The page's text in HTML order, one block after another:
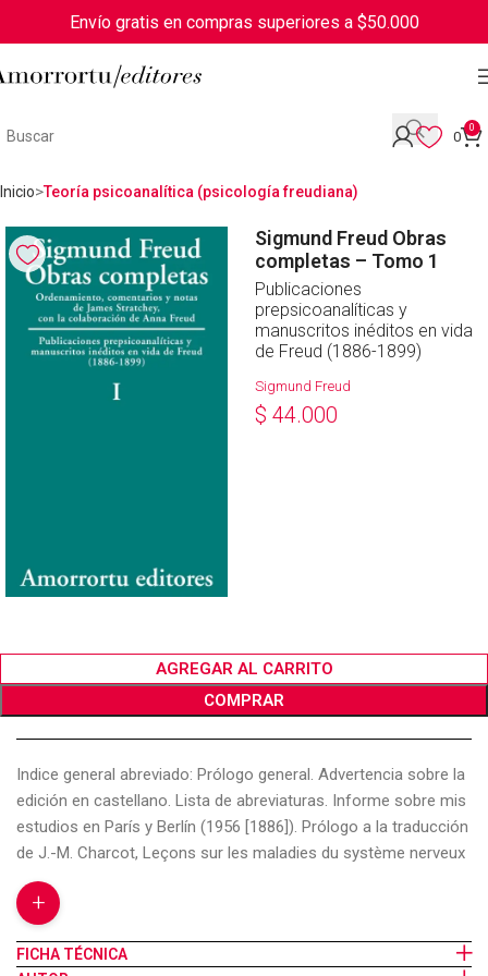
Envío gratis en compras superiores a $50.000
0
0
Inicio Teoría psicoanalítica (psicología freudiana)
Sigmund Freud Obras
completas – Tomo 1
Publicaciones
prepsicoanalíticas y
manuscritos inéditos en vida
de Freud (1886-1899)
Sigmund Freud
$ 44.000
AGREGAR AL CARRITO
COMPRAR
Indice general abreviado: Prólogo general. Advertencia sobre la
edición en castellano. Lista de abreviaturas. Informe sobre mis
estudios en París y Berlín (1956 [1886]). Prólogo a la traducción
de J.-M. Charcot, Leçons sur les maladies du système nerveux
(1886). Observación de un caso severo de hemianestesia en un
varón histérico (1886). Dos breves reseñas bibliográficas
(1887). Histeria (1888). Trabajos sobre hipnosis y sugestión
(1888-92). Prólogo a la traducción de H. Bernheim, De la
+
FICHA TÉCNICA